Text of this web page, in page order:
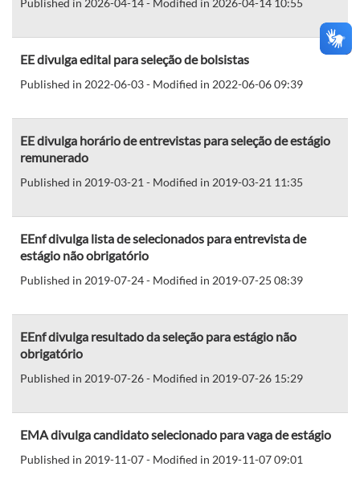
EE divulga edital para seleção de bolsistas
Published in 2022-06-03 - Modified in 2022-06-06 09:39
EE divulga horário de entrevistas para seleção de estágio
remunerado
Published in 2019-03-21 - Modified in 2019-03-21 11:35
EEnf divulga lista de selecionados para entrevista de
estágio não obrigatório
Published in 2019-07-24 - Modified in 2019-07-25 08:39
EEnf divulga resultado da seleção para estágio não
obrigatório
Published in 2019-07-26 - Modified in 2019-07-26 15:29
EMA divulga candidato selecionado para vaga de estágio
Published in 2019-11-07 - Modified in 2019-11-07 09:01